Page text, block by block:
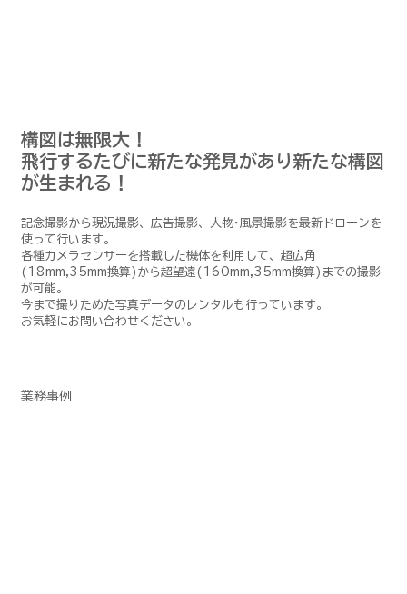
​​​構図は無限大！
飛行するたびに新たな発見があり新たな構図
が生まれる！
​記念撮影から現況撮影、広告撮影、人物･風景撮影を最新ドローンを
使って行います。
各種カメラセンサーを搭載した機体を利用して、超広角
(18mm,35mm換算)から超望遠(160mm,35mm換算)までの撮影
が可能。
今まで撮りためた写真データのレンタルも行っています。
お気軽にお問い合わせください。
業務事例